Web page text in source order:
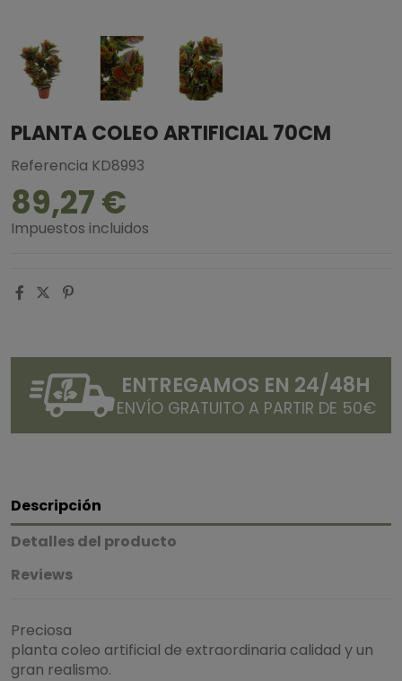
PLANTA COLEO ARTIFICIAL 70CM
Referencia KD8993
89,27 €
Impuestos incluidos
ENTREGAMOS EN 24/48H
ENVÍO GRATUITO A PARTIR DE 50€
Descripción
Detalles del producto
Reviews
Preciosa
planta coleo artificial de extraordinaria calidad y un
gran realismo.